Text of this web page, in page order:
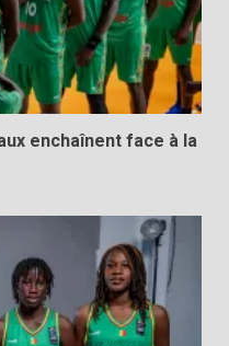
enchaînent face à la